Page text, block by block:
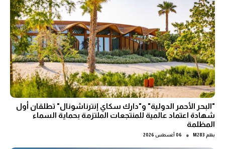
"البحر الأحمر الدولية" و"دارك سكاي إنترناشونال" تطلقان أول
شهادة اعتماد عالمية للمنتجعات الملتزمة بحماية السماء
المظلمة
بقلم M283
● 06 أغسطس 2026